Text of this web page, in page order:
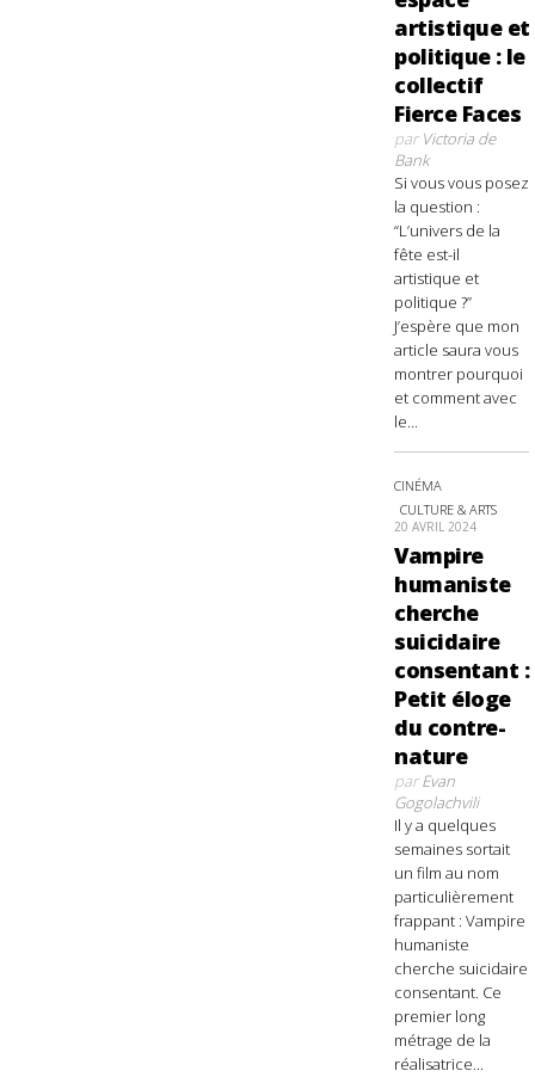
artistique et
politique : le
collectif
Fierce Faces
parVictoria de
Bank
Si vous vous posez
la question :
“L’univers de la
fête est-il
artistique et
politique ?”
J’espère que mon
article saura vous
montrer pourquoi
et comment avec
le...
CINÉMA
CULTURE & ARTS
20 AVRIL 2024
Vampire
humaniste
cherche
suicidaire
consentant :
Petit éloge
du contre-
nature
parEvan
Gogolachvili
Il y a quelques
semaines sortait
un film au nom
particulièrement
frappant : Vampire
humaniste
cherche suicidaire
consentant. Ce
premier long
métrage de la
réalisatrice...